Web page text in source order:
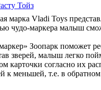
Тойз
марка Vladi Toys
чудо-маркера малыш
Зоопарк поможет
зверей, малыш легко
карточки согласно их
к меньшей, т.е. в